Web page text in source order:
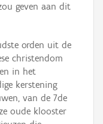
geven aan dit
orden uit de
christendom
in het
kerstening
van de 7de
oude klooster